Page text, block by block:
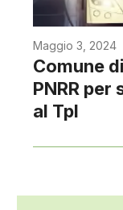
Maggio 3, 2024
Comune
PNRR
al Tpl